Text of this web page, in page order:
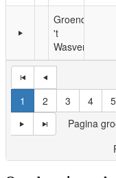
1 2 3 4 5
Pagina
Groendomein
't
Wasven